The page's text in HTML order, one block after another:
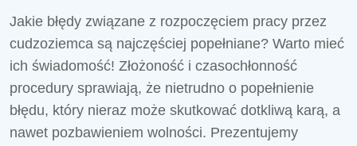
Jakie błędy związane z rozpoczęciem pracy przez
cudzoziemca są najczęściej popełniane? Warto mieć
ich świadomość! Złożoność i czasochłonność
procedury sprawiają, że nietrudno o popełnienie
błędu, który nieraz może skutkować dotkliwą karą, a
nawet pozbawieniem wolności. Prezentujemy